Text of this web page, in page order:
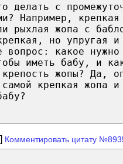
делать с
Например,
рыхлая жопа с
но упругая и
вопрос: какое нужно
иметь бабу, и
крепость жопы? Да,
крепкая жопа
] Комментировать цитату